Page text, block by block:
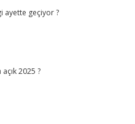
ayette geçiyor ?
2025 ?